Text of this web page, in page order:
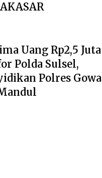
Uang Rp2,5 Juta
Polda Sulsel,
Polres Gowa